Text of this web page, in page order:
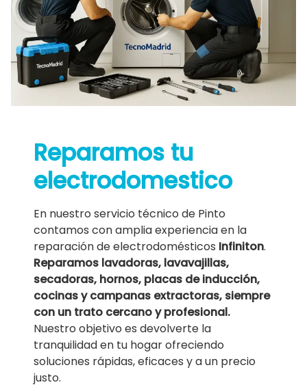
Reparamos tu
electrodomestico
En nuestro servicio técnico de Pinto
contamos con amplia experiencia en la
reparación de electrodomésticos Infiniton.
Reparamos lavadoras, lavavajillas,
secadoras, hornos, placas de inducción,
cocinas y campanas extractoras, siempre
con un trato cercano y profesional.
Nuestro objetivo es devolverte la
tranquilidad en tu hogar ofreciendo
soluciones rápidas, eficaces y a un precio
justo.